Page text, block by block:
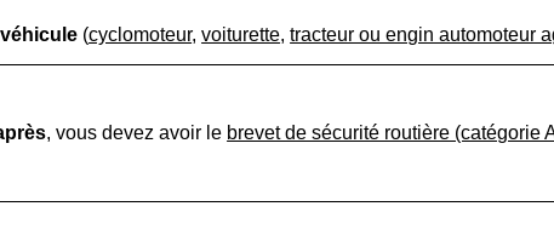
(cyclomoteur,voiturette,tracteur ou engin automoteur
, vous devez avoir le brevet de sécurité routière (catégorie